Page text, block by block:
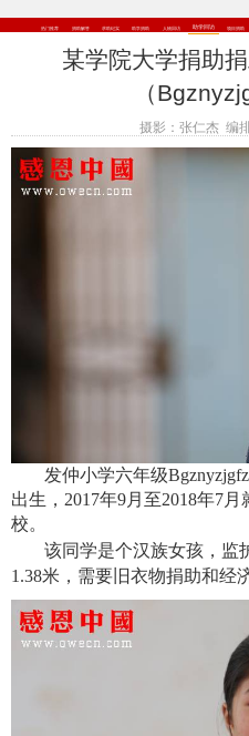
热门推荐 捐助解答 求助纪实 助学捐助 人物回访 助学回访 项目捐助
某学院大学捐助
（
摄影：张仁杰 编
查
发仲小学六年级
出生 ， 2017年9月至2018年7月
校。
该同学是个汉族女孩，监
1.38米，需要旧衣物捐助和经